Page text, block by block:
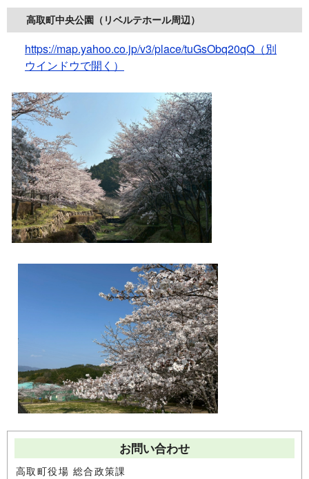
高取町中央公園（リベルテホール周辺）
https://map.yahoo.co.jp/v3/place/tuGsObq20qQ （別
ウインドウで開く）
お問い合わせ
高取町役場 総合政策課